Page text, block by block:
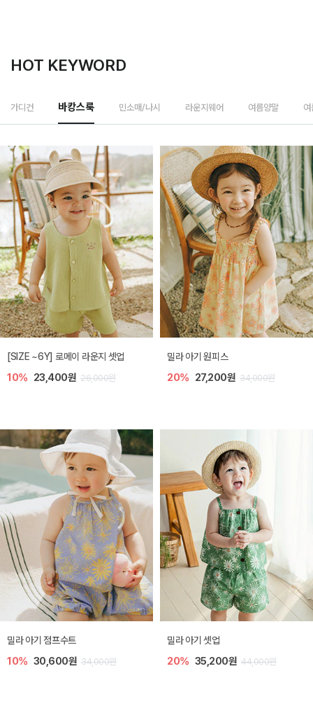
HOT KEYWORD
가디건 바캉스룩 민소매/나시 라운지웨어 여름양말
엘리오 아기 블라우스
20% 21,600원 27,000원
엘로디 니트 아기 뷔스티에
20% 21,600원 27,000원
토닉 아기 민소매 티셔츠
20% 11,200원 14,000원
베티 니트 아기 민소매 티셔츠
10% 24,300원 27,000원